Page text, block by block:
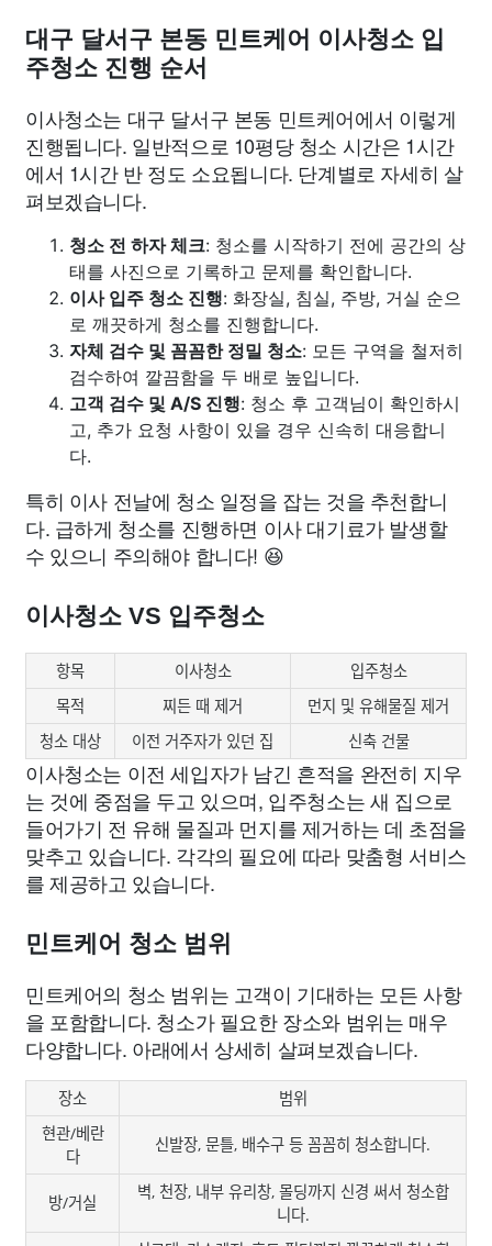
대구 달서구 본동 민트케어 이사청소 입
주청소 진행 순서
이사청소는 대구 달서구 본동 민트케어에서 이렇게
진행됩니다. 일반적으로 10평당 청소 시간은 1시간
에서 1시간 반 정도 소요됩니다. 단계별로 자세히 살
펴보겠습니다.
청소 전 하자 체크: 청소를 시작하기 전에 공간의 상
태를 사진으로 기록하고 문제를 확인합니다.
이사 입주 청소 진행: 화장실, 침실, 주방, 거실 순으
로 깨끗하게 청소를 진행합니다.
자체 검수 및 꼼꼼한 정밀 청소: 모든 구역을 철저히
검수하여 깔끔함을 두 배로 높입니다.
고객 검수 및 A/S 진행: 청소 후 고객님이 확인하시
고, 추가 요청 사항이 있을 경우 신속히 대응합니
다.
특히 이사 전날에 청소 일정을 잡는 것을 추천합니
다. 급하게 청소를 진행하면 이사 대기료가 발생할
수 있으니 주의해야 합니다! 😆
이사청소 VS 입주청소
항목 이사청소
입주청소
목적
찌든 때 제거
먼지 및 유해물질 제거
청소 대상
이전 거주자가 있던 집 신축 건물
이사청소는 이전 세입자가 남긴 흔적을 완전히 지우
는 것에 중점을 두고 있으며, 입주청소는 새 집으로
들어가기 전 유해 물질과 먼지를 제거하는 데 초점을
맞추고 있습니다. 각각의 필요에 따라 맞춤형 서비스
를 제공하고 있습니다.
민트케어 청소 범위
민트케어의 청소 범위는 고객이 기대하는 모든 사항
을 포함합니다. 청소가 필요한 장소와 범위는 매우
다양합니다. 아래에서 상세히 살펴보겠습니다.
장소
범위
현관/베란
다
신발장, 문틀, 배수구 등 꼼꼼히 청소합니다.
방/거실
벽, 천장, 내부 유리창, 몰딩까지 신경 써서 청소합
니다.